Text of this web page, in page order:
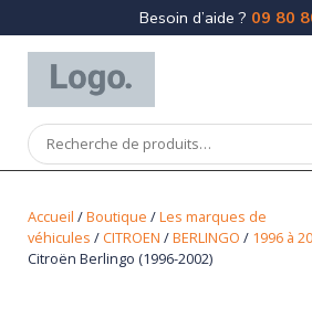
Besoin d’aide ? 09 80
Accueil /Boutique /Les marques de
véhicules / CITROEN /BERLINGO / 1996 à
Citroën Berlingo (1996-2002)